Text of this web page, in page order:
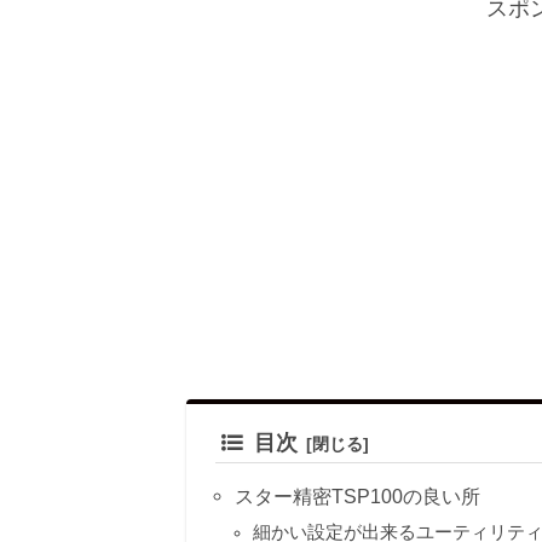
スポ
目次
スター精密TSP100の良い所
細かい設定が出来るユーティリテ